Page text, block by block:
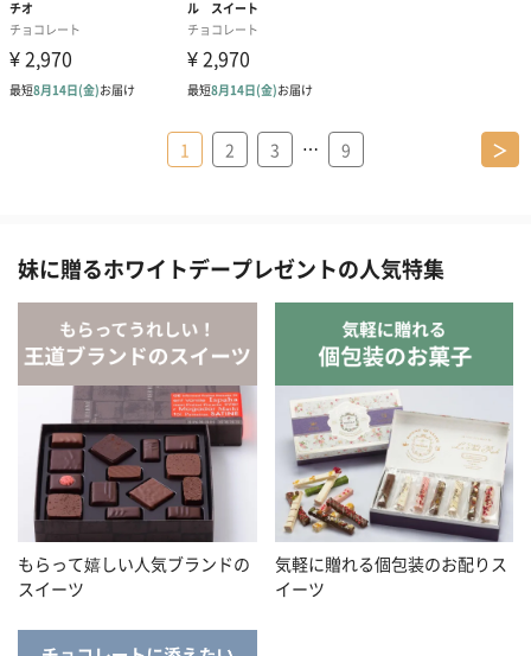
1 2 3 … 9 ＞
妹に贈るホワイトデープレゼントの人気特集
もらって嬉しい人気ブランドの
スイーツ
気軽に贈れる個包装のお配りス
イーツ